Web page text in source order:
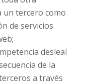
un tercero como
de servicios
desleal
de la
a través